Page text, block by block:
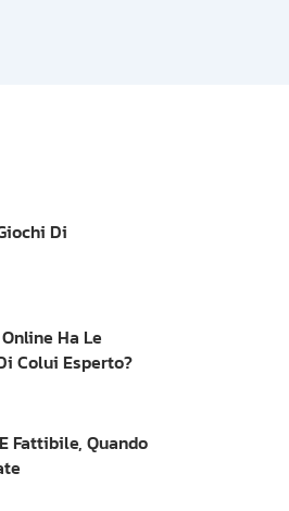
Di
Ha Le
Colui Esperto?
Fattibile, Quando